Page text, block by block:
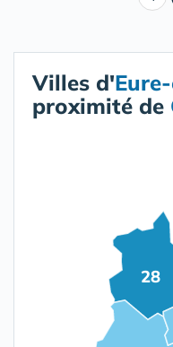
Villes d'
proximité de
28